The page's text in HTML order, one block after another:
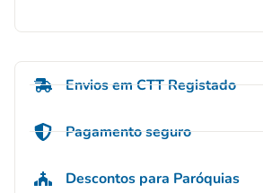
Envios em CTT Registado
Pagamento seguro
Descontos para Paróquias